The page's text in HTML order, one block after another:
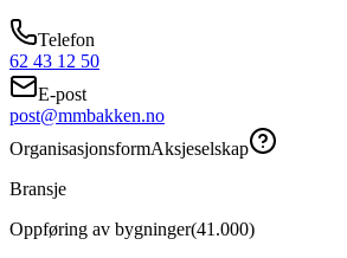
Telefon
62 43 12 50
E-post
post@mmbakken.no
OrganisasjonsformAksjeselskap
Bransje
Oppføring av bygninger(41.000)